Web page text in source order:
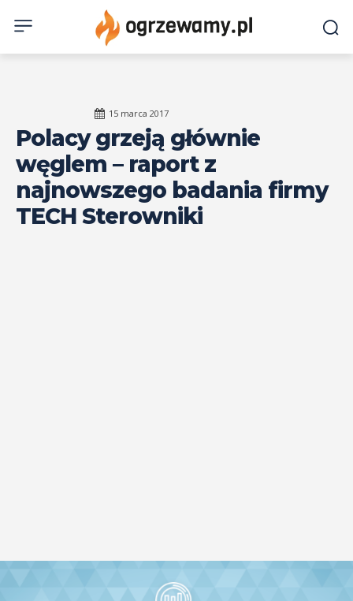
15 marca 2017
Polacy grzeją głównie
węglem – raport z
najnowszego badania firmy
TECH Sterowniki